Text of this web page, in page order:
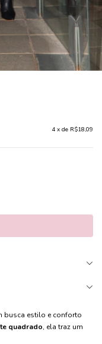
4 x de R$18,09
busca estilo e conforto
quadrado, ela traz um